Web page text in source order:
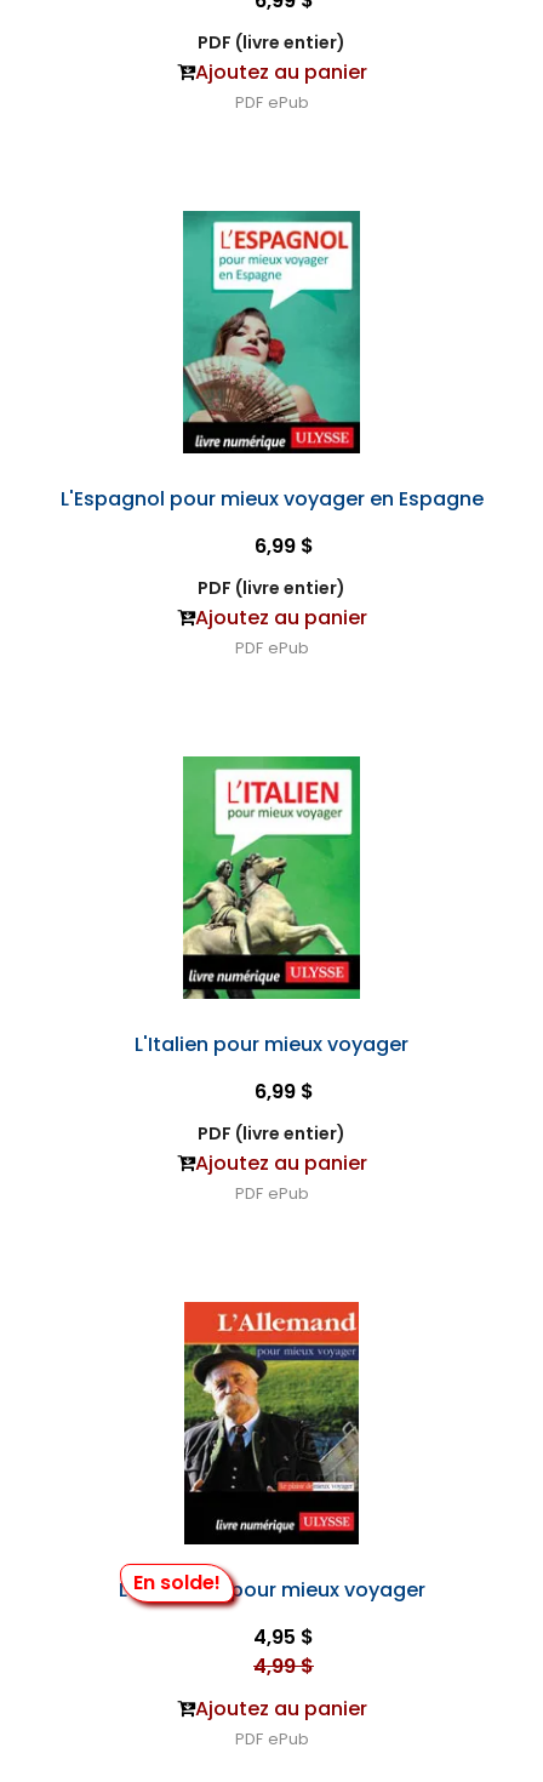
PDF (livre entier)
Ajoutez au panier
PDF ePub
L'Espagnol pour mieux voyager en Espagne
6,99 $
PDF (livre entier)
Ajoutez au panier
PDF ePub
L'Italien pour mieux voyager
6,99 $
PDF (livre entier)
Ajoutez au panier
PDF ePub
En solde!
L'Allemand pour mieux voyager
4,95 $
4,99 $
Ajoutez au panier
PDF ePub